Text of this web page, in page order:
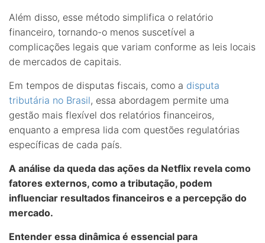
Além disso, esse método simplifica o relatório
financeiro, tornando-o menos suscetível a
complicações legais que variam conforme as leis locais
de mercados de capitais.
Em tempos de disputas fiscais, como a disputa
tributária no Brasil, essa abordagem permite uma
gestão mais flexível dos relatórios financeiros,
enquanto a empresa lida com questões regulatórias
específicas de cada país.
A análise da queda das ações da Netflix revela como
fatores externos, como a tributação, podem
influenciar resultados financeiros e a percepção do
mercado.
Entender essa dinâmica é essencial para